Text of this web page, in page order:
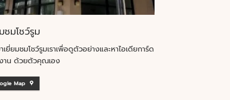
ชมโชว์รูม
เยี่ยมชมโชว์รูมเราเพื่อดูตัวอย่างและหาไอเดียการ์ด
าน ด้วยตัวคุณเอง
Map